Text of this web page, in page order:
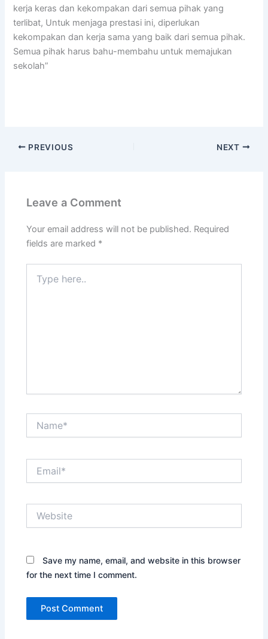
kerja keras dan kekompakan dari semua pihak yang
terlibat, Untuk menjaga prestasi ini, diperlukan
kekompakan dan kerja sama yang baik dari semua pihak.
Semua pihak harus bahu-membahu untuk memajukan
sekolah”
PREVIOUS NEXT
Leave a Comment
Your email address will not be published. Required
fields are marked *
here..
Save my name, email, and website in this browser
for the next time I comment.